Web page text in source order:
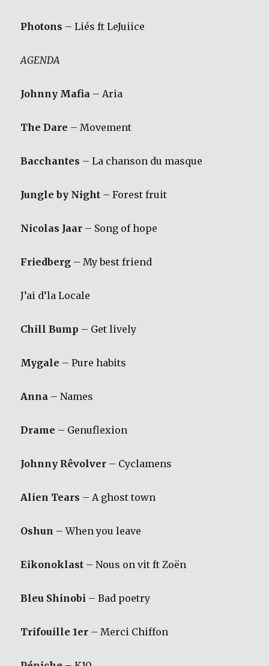
Photons – Liés ft LeJuiice
AGENDA
Johnny Mafia – Aria
The Dare – Movement
Bacchantes – La chanson du masque
Jungle by Night – Forest fruit
Nicolas Jaar – Song of hope
Friedberg – My best friend
J’ai d’la Locale
Chill Bump – Get lively
Mygale – Pure habits
Anna – Names
Drame – Genuflexion
Johnny Rêvolver – Cyclamens
Alien Tears – A ghost town
Oshun – When you leave
Eikonoklast – Nous on vit ft Zoën
Bleu Shinobi – Bad poetry
Trifouille 1er – Merci Chiffon